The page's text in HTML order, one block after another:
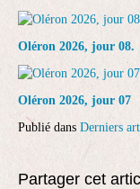
Oléron 2026, jour 08.
Oléron 2026, jour 07
Publié dans Derniers
Partager cet